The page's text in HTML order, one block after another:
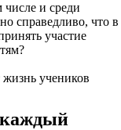
и среди
справедливо, что в
участие
каждый